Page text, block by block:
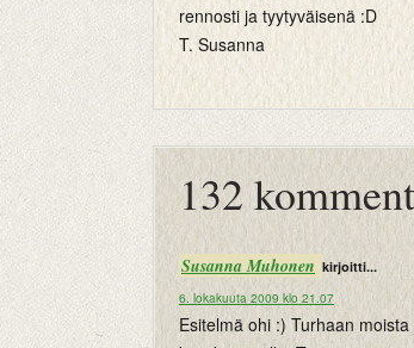
rennosti ja tyytyväisenä :D
T. Susanna
132
Susanna Muhonen kirjoitti...
6. lokakuuta 2009 klo 21.07
Esitelmä ohi :) Turhaan